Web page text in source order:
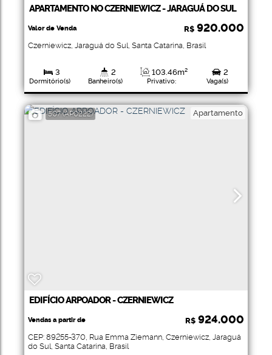
APARTAMENTO NO CZERNIEWICZ - JARAGUÁ DO SUL
R$ 920.000
Valor de Venda
Czerniewicz, Jaraguá do Sul, Santa Catarina, Brasil
3
Dormitório(s)
2
Banheiro(s) Privativo:
103 .46m²
1
2
Vaga(s)
507 (AP0222) Apartamento
EDIFÍCIO ARPOADOR - CZERNIEWICZ
R$ 924.000
Vendas a partir de
CEP: 89255-370, Rua Emma Ziemann, Czerniewicz, Jaraguá
do Sul, Santa Catarina, Brasil